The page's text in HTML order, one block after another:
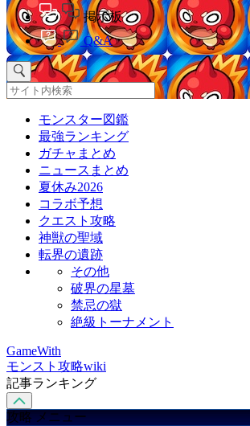
掲示板
Q&A
モンスター図鑑
最強ランキング
ガチャまとめ
ニュースまとめ
夏休み2026
コラボ予想
クエスト攻略
神獣の聖域
転界の遺跡
その他
破界の星墓
禁忌の獄
絶級トーナメント
GameWith
モンスト攻略wiki
記事ランキング
攻略 メニュー